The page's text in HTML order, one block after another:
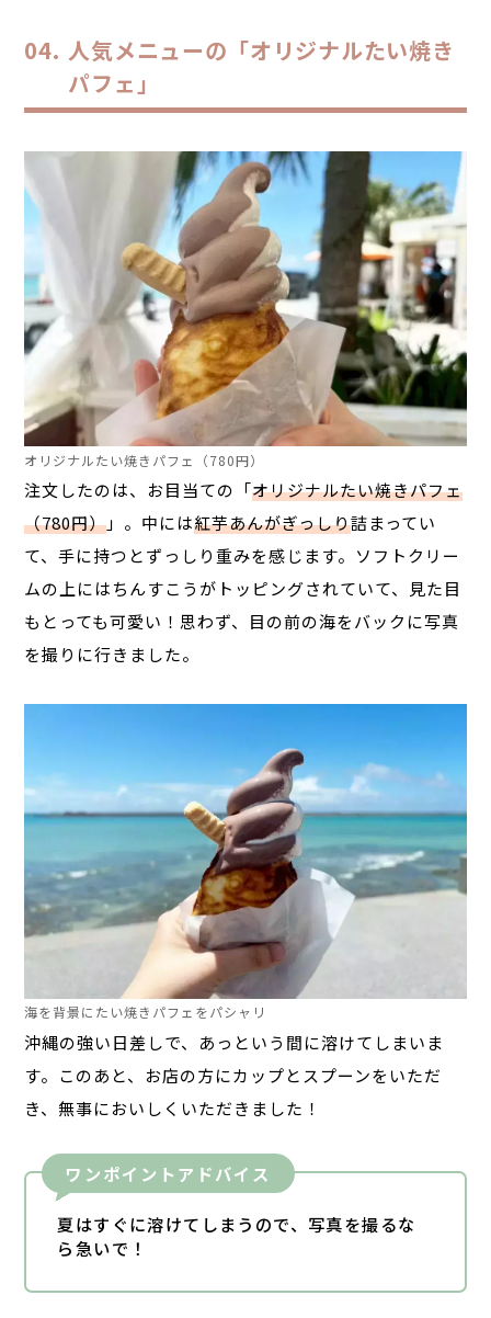
人気メニューの「オリジナルたい焼き
パフェ」
オリジナルたい焼きパフェ（780円）
注文したのは、お目当ての「オリジナルたい焼きパフェ
（780円）」。中には紅芋あんがぎっしり詰まってい
て、手に持つとずっしり重みを感じます。ソフトクリー
ムの上にはちんすこうがトッピングされていて、見た目
もとっても可愛い！思わず、目の前の海をバックに写真
を撮りに行きました。
海を背景にたい焼きパフェをパシャリ
沖縄の強い日差しで、あっという間に溶けてしまいま
す。このあと、お店の方にカップとスプーンをいただ
き、無事においしくいただきました！
ワンポイントアドバイス
夏はすぐに溶けてしまうので、写真を撮るな
ら急いで！